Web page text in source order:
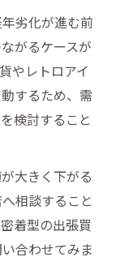
注意点
は
めの工夫
トを伝授
め手紹介
由と対策
ンテナンス
ウハウ
劣化が進む前
がるケースが
やレトロアイ
するため、需
検討すること
大きく下がる
相談すること
着型の出張買
合わせてみま